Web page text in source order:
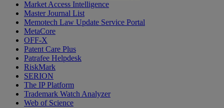
Market Access Intelligence
Master Journal List
Memotech Law Update Service Portal
MetaCore
OFF-X
Patent Care Plus
Patrafee Helpdesk
RiskMark
SERION
The IP Platform
Trademark Watch Analyzer
Web of Science